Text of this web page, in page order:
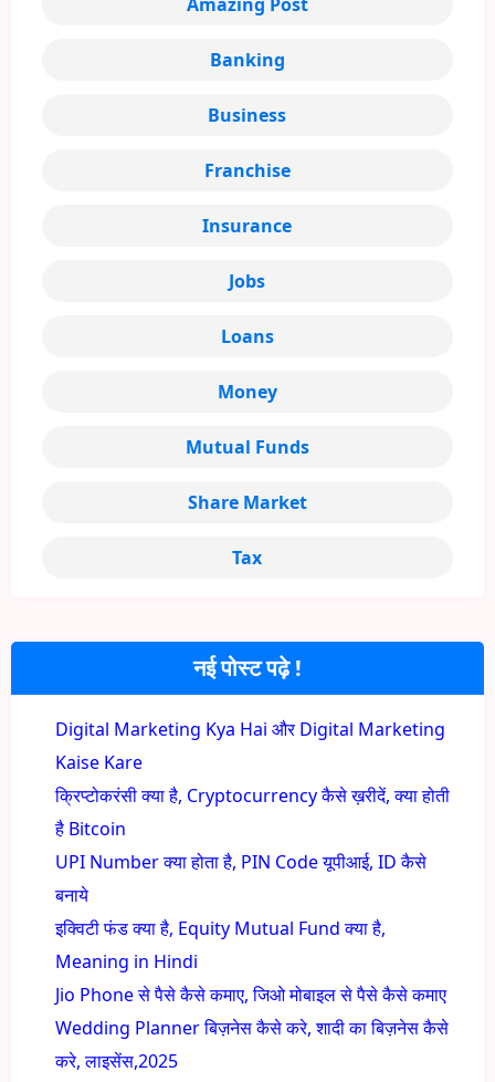
नई पोस्ट पढ़े !
Digital Marketing Kya Hai और Digital Marketing
Kaise Kare
क्रिप्टोकरंसी क्या है, Cryptocurrency कैसे ख़रीदें, क्या होती
है Bitcoin
UPI Number क्या होता है, PIN Code यूपीआई, ID कैसे
बनाये
इक्विटी फंड क्या है, Equity Mutual Fund क्या है,
Meaning in Hindi
Jio Phone से पैसे कैसे कमाए, जिओ मोबाइल से पैसे कैसे कमाए
Wedding Planner बिज़नेस कैसे करे, शादी का बिज़नेस कैसे
करे, लाइसेंस,2025
Banking
Business
Franchise
Insurance
Jobs
Loans
Money
Mutual Funds
Share Market
Tax